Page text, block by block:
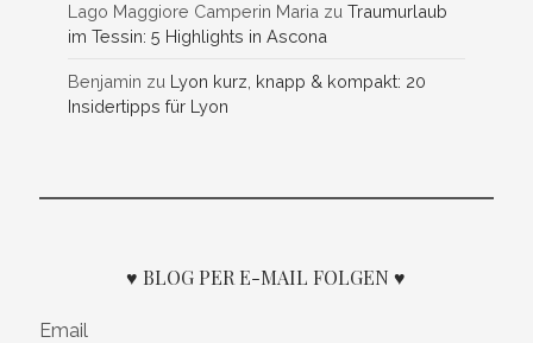
Lago Maggiore Camperin Maria zuTraumurlaub
im Tessin: 5 Highlights in Ascona
Benjamin zu Lyon kurz, knapp & kompakt: 20
Insidertipps für Lyon
♥ BLOG PER E-MAIL FOLGEN ♥
Email